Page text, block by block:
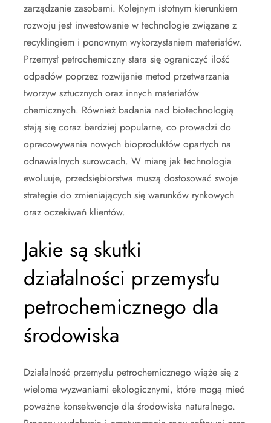
zarządzanie zasobami. Kolejnym istotnym kierunkiem
rozwoju jest inwestowanie w technologie związane z
recyklingiem i ponownym wykorzystaniem materiałów.
Przemysł petrochemiczny stara się ograniczyć ilość
odpadów poprzez rozwijanie metod przetwarzania
tworzyw sztucznych oraz innych materiałów
chemicznych. Również badania nad biotechnologią
stają się coraz bardziej popularne, co prowadzi do
opracowywania nowych bioproduktów opartych na
odnawialnych surowcach. W miarę jak technologia
ewoluuje, przedsiębiorstwa muszą dostosować swoje
strategie do zmieniających się warunków rynkowych
oraz oczekiwań klientów.
Jakie są skutki
działalności przemysłu
petrochemicznego dla
środowiska
Działalność przemysłu petrochemicznego wiąże się z
wieloma wyzwaniami ekologicznymi, które mogą mieć
poważne konsekwencje dla środowiska naturalnego.